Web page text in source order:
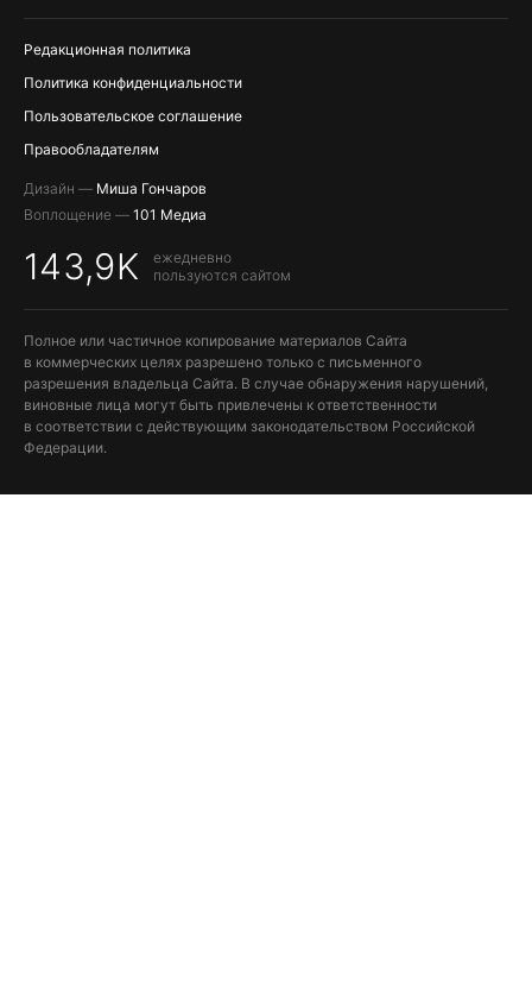
Редакционная политика
Политика конфиденциальности
Пользовательское соглашение
Правообладателям
Дизайн — Миша Гончаров
Воплощение — 101 Медиа
143,9K
ежедневно
пользуются сайтом
Полное или частичное копирование материалов Сайта
в коммерческих целях разрешено только с письменного
разрешения владельца Сайта. В случае обнаружения нарушений,
виновные лица могут быть привлечены к ответственности
в соответствии с действующим законодательством Российской
Федерации.